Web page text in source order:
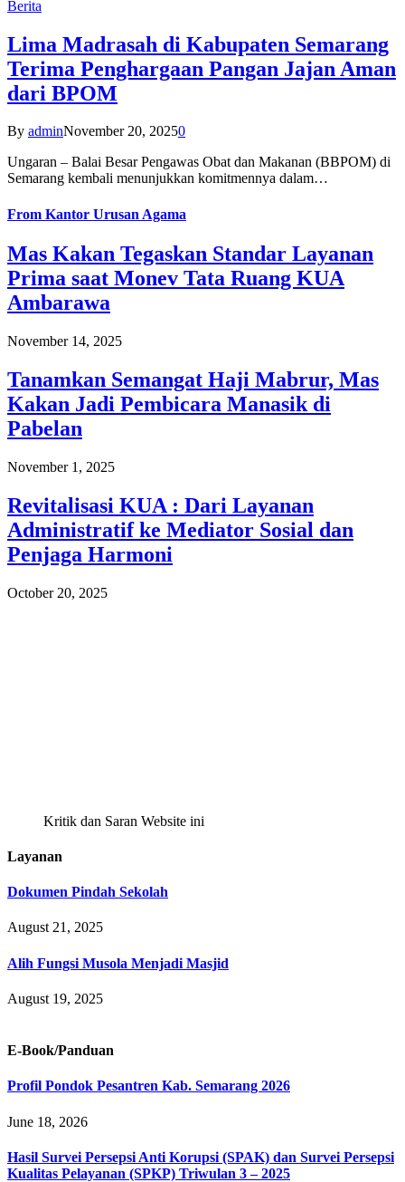
Berita
Lima Madrasah di Kabupaten Semarang
Terima Penghargaan Pangan Jajan Aman
dari BPOM
By adminNovember 20, 20250
Ungaran – Balai Besar Pengawas Obat dan Makanan (BBPOM) di
Semarang kembali menunjukkan komitmennya dalam…
From Kantor Urusan Agama
Mas Kakan Tegaskan Standar Layanan
Prima saat Monev Tata Ruang KUA
Ambarawa
November 14, 2025
Tanamkan Semangat Haji Mabrur, Mas
Kakan Jadi Pembicara Manasik di
Pabelan
November 1, 2025
Revitalisasi KUA : Dari Layanan
Administratif ke Mediator Sosial dan
Penjaga Harmoni
October 20, 2025
Kritik dan Saran Website ini
Layanan
Dokumen Pindah Sekolah
August 21, 2025
Alih Fungsi Musola Menjadi Masjid
August 19, 2025
E-Book/Panduan
Profil Pondok Pesantren Kab. Semarang 2026
June 18, 2026
Hasil Survei Persepsi Anti Korupsi (SPAK) dan Survei Persepsi
Kualitas Pelayanan (SPKP) Triwulan 3 – 2025